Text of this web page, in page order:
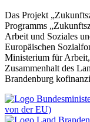
Das Projekt
Programms
Arbeit und Soziales
Europäischen
Ministerium für
Zusammenhalt des
Brandenburg